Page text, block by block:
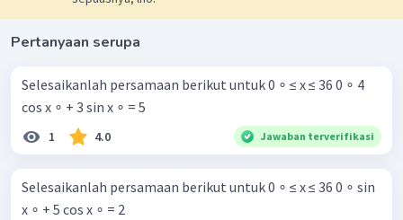
Pertanyaan serupa
Selesaikanlah persamaan berikut untuk 0 ∘ ≤ x ≤ 36 0 ∘ 4
cos x ∘ + 3 sin x ∘ = 5
1 4.0 Jawaban terverifikasi
Selesaikanlah persamaan berikut untuk 0 ∘ ≤ x ≤ 36 0 ∘ sin
x ∘ + 5 cos x ∘ = 2 ​